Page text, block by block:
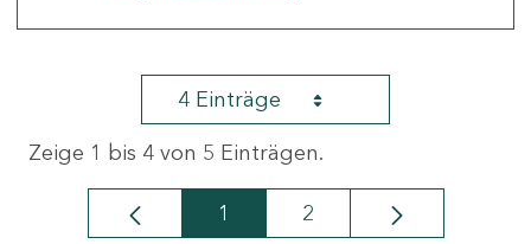
4 Einträge
Zeige 1 bis 4 von 5 Einträgen.
Seite
1 Seite
2